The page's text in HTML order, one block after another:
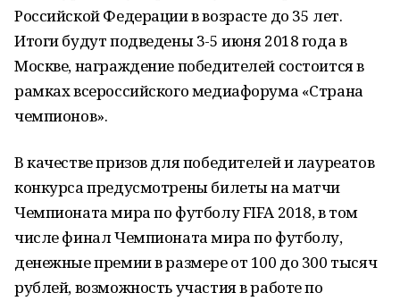
Российской Федерации в возрасте до 35 лет.
Итоги будут подведены 3-5 июня 2018 года в
Москве, награждение победителей состоится в
рамках всероссийского медиафорума «Страна
чемпионов».
В качестве призов для победителей и лауреатов
конкурса предусмотрены билеты на матчи
Чемпионата мира по футболу FIFA 2018, в том
числе финал Чемпионата мира по футболу,
денежные премии в размере от 100 до 300 тысяч
рублей, возможность участия в работе по